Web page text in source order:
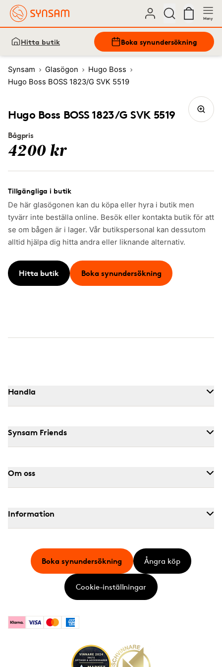
Meny
Hitta butik Boka synundersökning
Synsam Glasögon
Hugo Boss
Hugo Boss BOSS 1823/G SVK 5519
Hugo Boss BOSS 1823/G SVK 5519
Bågpris
4200 kr
Tillgängliga i butik
De här glasögonen kan du köpa eller hyra i butik men
tyvärr inte beställa online. Besök eller kontakta butik för att
se om bågen är i lager. Vår butikspersonal kan dessutom
alltid hjälpa dig hitta andra eller liknande alternativ.
Hitta butik Boka synundersökning
Handla
Synsam Friends
Om oss
Information
KlarnaVisa MastercardAmerican Express
Boka synundersökning Ångra köp
Cookie-inställningar